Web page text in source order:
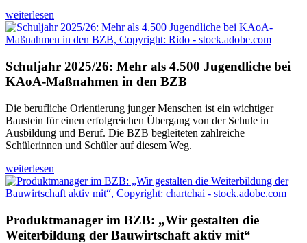
weiterlesen
Schuljahr 2025/26: Mehr als 4.500 Jugendliche bei
KAoA-Maßnahmen in den BZB
Die berufliche Orientierung junger Menschen ist ein wichtiger
Baustein für einen erfolgreichen Übergang von der Schule in
Ausbildung und Beruf. Die BZB begleiteten zahlreiche
Schülerinnen und Schüler auf diesem Weg.
weiterlesen
Produktmanager im BZB: „Wir gestalten die
Weiterbildung der Bauwirtschaft aktiv mit“